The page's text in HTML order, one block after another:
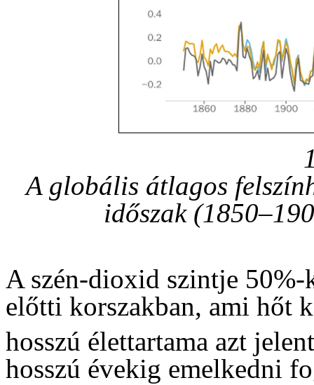
A globális átlagos
időszak
A szén-dioxid szintje 50%-
előtti korszakban, ami hőt
hosszú élettartama azt
hosszú évekig emelkedni